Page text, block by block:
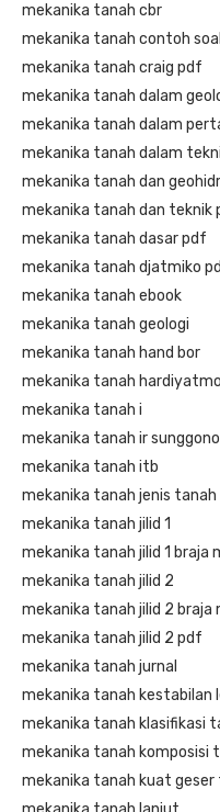
mekanika tanah cbr
mekanika tanah contoh soal
mekanika tanah craig pdf
mekanika tanah dalam
mekanika tanah dalam
mekanika tanah dalam
mekanika tanah dan
mekanika tanah dan teknik
mekanika tanah dasar pdf
mekanika tanah djatmiko
mekanika tanah ebook
mekanika tanah geologi
mekanika tanah hand bor
mekanika tanah hardiyatmo
mekanika tanah i
mekanika tanah ir sunggono
mekanika tanah itb
mekanika tanah jenis tanah
mekanika tanah jilid 1
mekanika tanah jilid 1 braja
mekanika tanah jilid 2
mekanika tanah jilid 2 braja
mekanika tanah jilid 2 pdf
mekanika tanah jurnal
mekanika tanah kestabilan
mekanika tanah klasifikasi
mekanika tanah komposisi
mekanika tanah kuat geser